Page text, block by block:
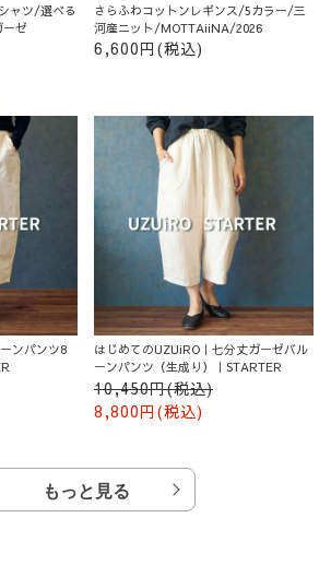
ャツ/選べる
ゼ
さらふわコットンレギンス/5カラー/三
河産ニット/MOTTAiiNA/2026
6,600円(税込)
ンパンツ8
はじめてのUZUiRO｜七分丈ガーゼバル
ーンパンツ（生成り）｜STARTER
10,450円(税込)
8,800円(税込)
もっと見る